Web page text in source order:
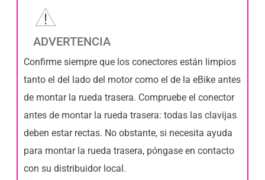
ADVERTENCIA
Confirme siempre que los conectores están limpios
tanto el del lado del motor como el de la eBike antes
de montar la rueda trasera. Compruebe el conector
antes de montar la rueda trasera: todas las clavijas
deben estar rectas. No obstante, si necesita ayuda
para montar la rueda trasera, póngase en contacto
con su distribuidor local.